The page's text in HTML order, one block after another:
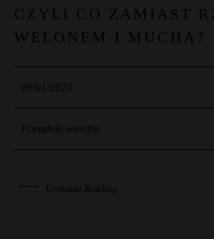
CZYLI CO ZAMIAST
WELONEM I MUCHĄ?
09/01/2023
Poradnik weselny
Continue Reading